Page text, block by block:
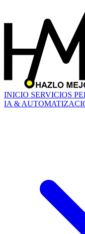
INICIO SERVICIOS
IA &